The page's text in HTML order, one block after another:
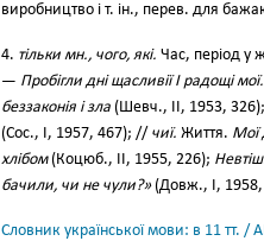
виробництво і т. ін., перев. для
4. тільки мн., чого, які. Час, період у
— Пробігли дні щасливії І радощі
беззаконія і зла (Шевч., II, 1953, 326);
(Сос., І, 1957, 467); // чиї. Життя. Мої
хлібом(Коцюб., II, 1955, 226);
бачили, чи не чули?»(Довж., І, 1958,
Словник української мови: в 11 тт. /